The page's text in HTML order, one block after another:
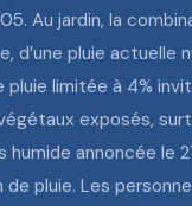
Au jardin, la
d’une pluie actuelle
pluie limitée à 4%
exposés,
humide annoncée le
de pluie. Les